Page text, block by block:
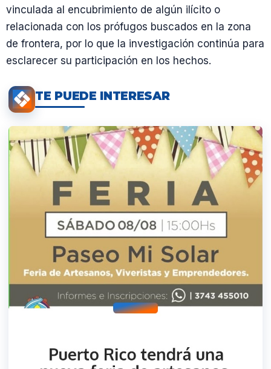
vinculada al encubrimiento de algún ilícito o
relacionada con los prófugos buscados en la zona
de frontera, por lo que la investigación continúa para
esclarecer su participación en los hechos.
TE PUEDE INTERESAR